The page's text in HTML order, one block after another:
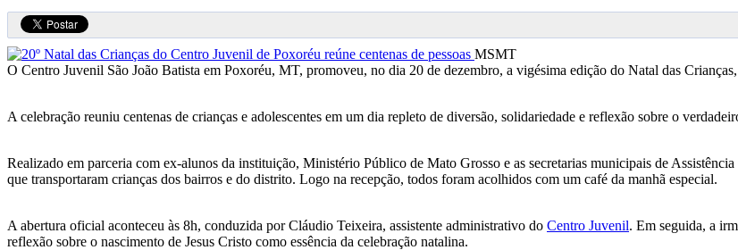
MSMT
O Centro Juvenil São João Batista em Poxoréu, MT, promoveu, no dia 20 de dezembro, a vigésima edição do Natal das
A celebração reuniu centenas de crianças e adolescentes em um dia repleto de diversão, solidariedade e reflexão sobre o
Realizado em parceria com ex-alunos da instituição, Ministério Público de Mato Grosso e as secretarias municipais de
que transportaram crianças dos bairros e do distrito. Logo na recepção, todos foram acolhidos com um café da manhã especial.
A abertura oficial aconteceu às 8h, conduzida por Cláudio Teixeira, assistente administrativo do Centro Juvenil. Em seguida, a
reflexão sobre o nascimento de Jesus Cristo como essência da celebração natalina.